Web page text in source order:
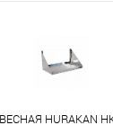
HURAKAN